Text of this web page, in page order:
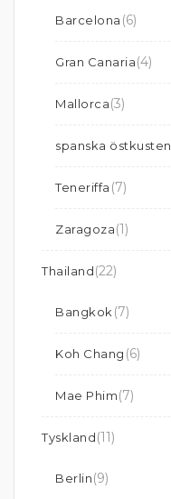
Barcelona (6)
Gran Canaria(4)
Mallorca(3)
spanska östkusten
Teneriffa (7)
Zaragoza(1)
Thailand(22)
Bangkok (7)
Koh Chang (6)
Mae Phim(7)
Tyskland(11)
Berlin(9)